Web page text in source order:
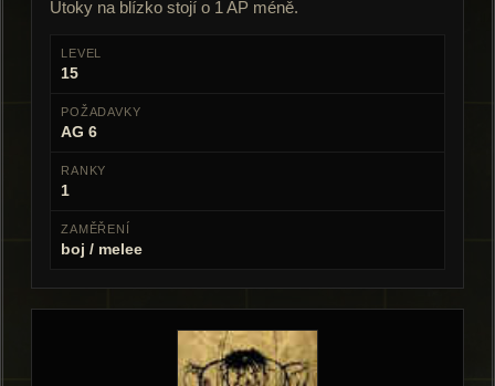
Útoky na blízko stojí o 1 AP méně.
LEVEL
15
POŽADAVKY
AG 6
RANKY
1
ZAMĚŘENÍ
boj / melee